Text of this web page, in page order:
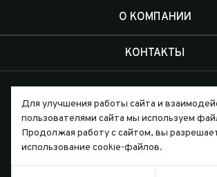
О КОМПАНИИ
КОНТАКТЫ
Письмо директору
Для улучшения работы сайта и
пользователями сайта мы используем
Продолжая работу с сайтом, вы
использование cookie-файлов.